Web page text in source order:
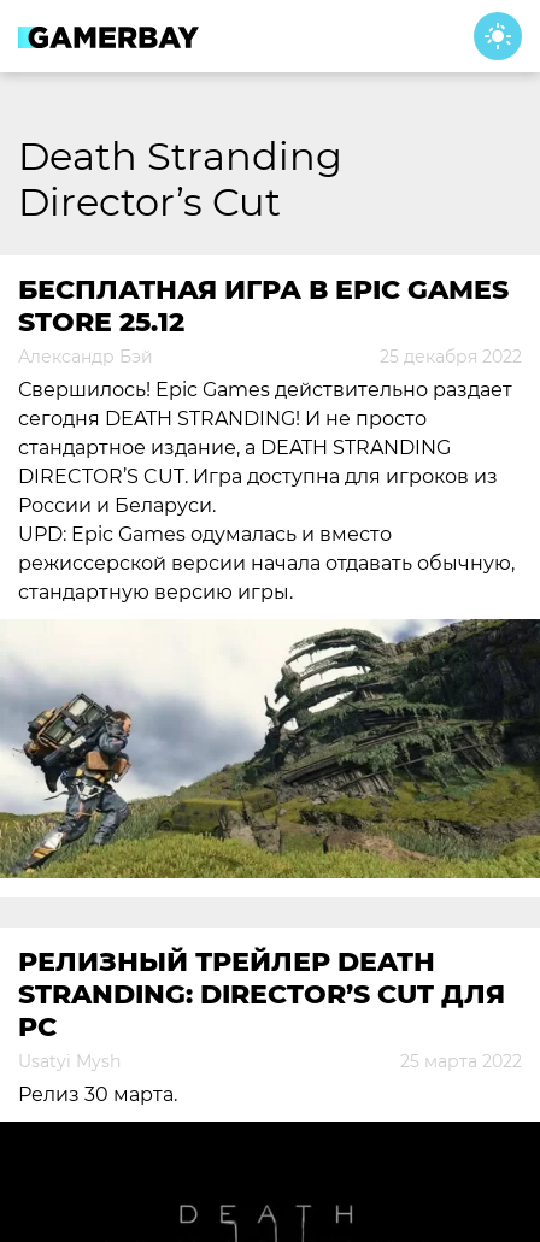
content
Death Stranding
Director’s Cut
БЕСПЛАТНАЯ ИГРА В EPIC GAMES
STORE 25.12
Александр Бэй 25 декабря 2022
Свершилось! Epic Games действительно раздает
сегодня DEATH STRANDING! И не просто
стандартное издание, а DEATH STRANDING
DIRECTOR’S CUT. Игра доступна для игроков из
России и Беларуси.
UPD: Epic Games одумалась и вместо
режиссерской версии начала отдавать обычную,
стандартную версию игры.
РЕЛИЗНЫЙ ТРЕЙЛЕР DEATH
STRANDING: DIRECTOR’S CUT ДЛЯ
PC
Usatyi Mysh 25 марта 2022
Релиз 30 марта.